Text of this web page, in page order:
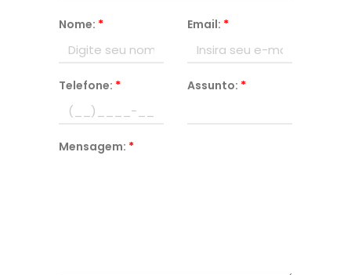
Nome: * Email: *
Telefone: * Assunto: *
Mensagem: *